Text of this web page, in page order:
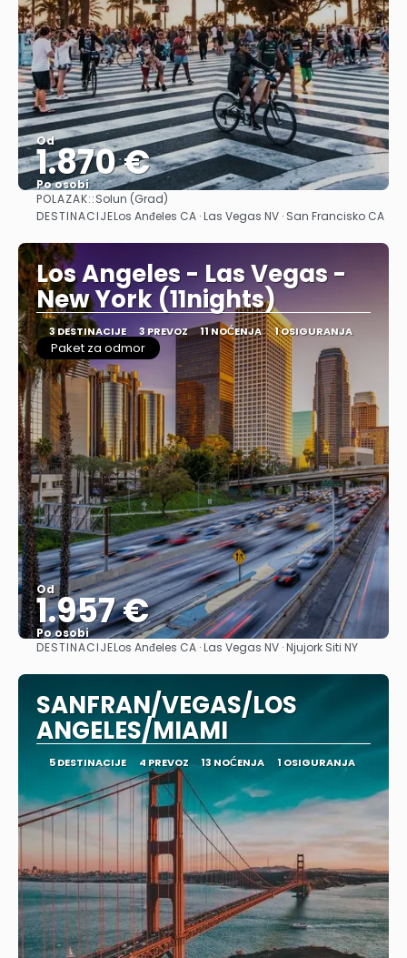
Od
1.870 €
Po osobi
Pogledajte
POLAZAK::Solun (Grad)
DESTINACIJELos Anđeles CA · Las Vegas NV · San Francisko CA
Los Angeles - Las Vegas -
New York (11nights)
3 DESTINACIJE 3 PREVOZ 11 NOĆENJA 1 OSIGURANJA
Paket za odmor
Od
1.957 €
Po osobi
Pogledajte
DESTINACIJELos Anđeles CA · Las Vegas NV · Njujork Siti NY
SANFRAN/VEGAS/LOS
ANGELES/MIAMI
5 DESTINACIJE 4 PREVOZ 13 NOĆENJA 1 OSIGURANJA